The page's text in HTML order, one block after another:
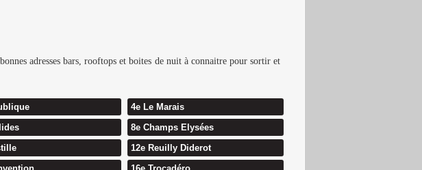
adresses bars, rooftops et boites de nuit à connaitre pour sortir et
4e Le Marais
8e Champs Elysées
12e Reuilly Diderot